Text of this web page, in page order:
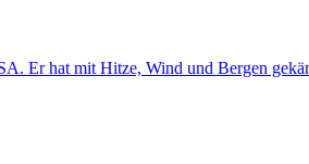
Er hat mit Hitze, Wind und Bergen